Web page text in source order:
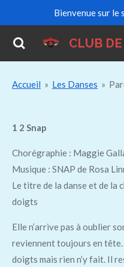
contenu
principal
CLUB
Bienvenue sur le
Accueil » Les Danses »
1 2 Snap
Chorégraphie : Maggie
Musique : SNAP de Rosa
Le titre de la danse et de la
doigts
Elle n’arrive pas à oublier
reviennent toujours en tête.
doigts mais rien n’y fait. Il